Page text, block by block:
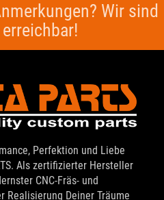
Wir sind
Perfektion und Liebe
Als zertifizierter Hersteller
CNC-Fräs- und
Realisierung Deiner Träume